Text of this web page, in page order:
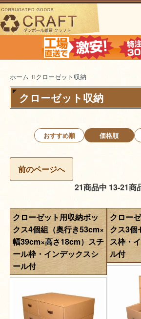
ホーム クローゼット収納
クローゼット収納
おすすめ順 価格順
前のページへ
21商品中 13-21商
クローゼット用収納ボッ
クス4個組（奥行き53cm×
幅39cm×高さ18cm）スチ
ール枠・インデックスシ
ール付
クロー
クス3
ス枠・
ル付